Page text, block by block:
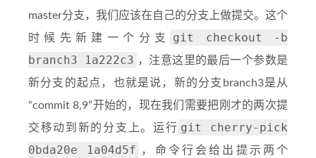
master分支，我们应该在自己的分支上做提交。这个
时候先新建一个分支
git checkout -b
branch3 1a222c3 ，注意这里的最后一个参数是
新分支的起点，也就是说，新的分支branch3是从
“commit 8,9”开始的，现在我们需要把刚才的两次提
交移动到新的分支上。运行 git cherry-pick
0bda20e 1a04d5f
，命令行会给出提示两个